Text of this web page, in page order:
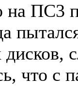
на ПС3
что с